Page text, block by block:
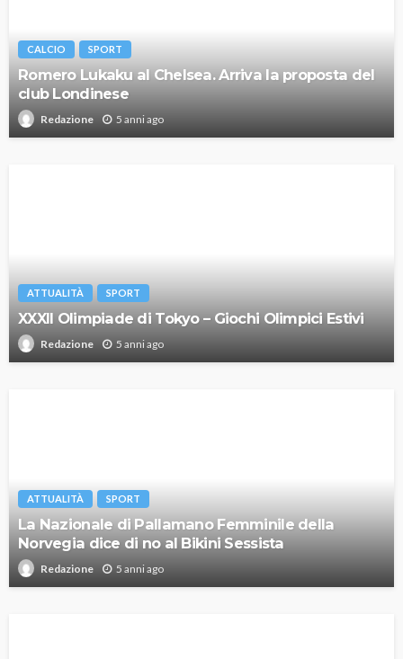
CALCIO SPORT
Romero Lukaku al Chelsea. Arriva la proposta del
club Londinese
Redazione 5 anni ago
ATTUALITÀ SPORT
XXXII Olimpiade di Tokyo – Giochi Olimpici Estivi
Redazione 5 anni ago
ATTUALITÀ SPORT
La Nazionale di Pallamano Femminile della
Norvegia dice di no al Bikini Sessista
Redazione 5 anni ago